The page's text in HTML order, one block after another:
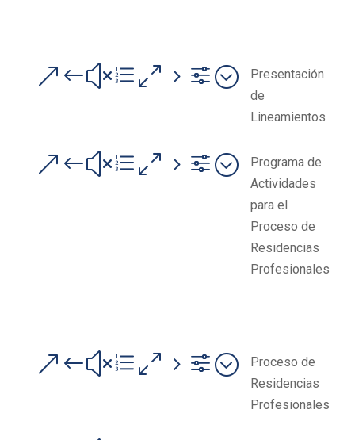
&#xe05f;
Presentación
de
Lineamientos
&#xe05f;
Programa de
Actividades
para el
Proceso de
Residencias
Profesionales
&#xe05f;
Proceso de
Residencias
Profesionales